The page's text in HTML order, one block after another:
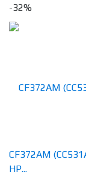
-32%
CF372AM
HP...